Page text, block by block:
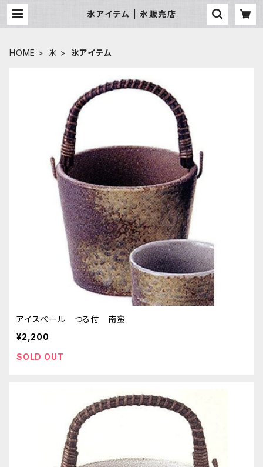
氷アイテム | 氷販売店
HOME 氷 氷アイテム
アイスペール つる付 南蛮
¥2,200
SOLD OUT